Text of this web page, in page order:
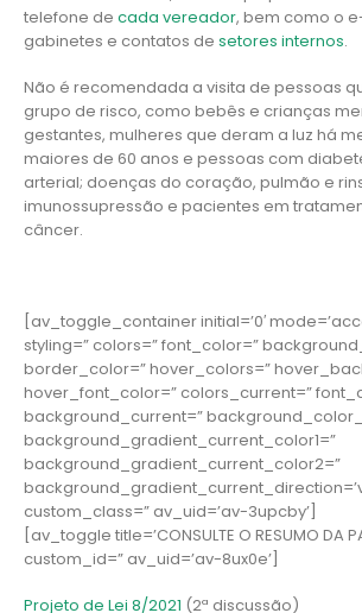
telefone de cada vereador, bem como o
gabinetes e contatos de setores internos.
Não é recomendada a visita de pessoas
grupo de risco, como bebês e crianças
gestantes, mulheres que deram a luz há
maiores de 60 anos e pessoas com
arterial; doenças do coração, pulmão e
imunossupressão e pacientes em
câncer.
[av_toggle_container initial=’0′
styling=” colors=” font_color=”
border_color=” hover_colors=”
hover_font_color=” colors_current=”
background_current=”
background_gradient_current_color1=”
background_gradient_current_color2=”
custom_class=” av_uid=’av-3upcby’]
[av_toggle title=’CONSULTE O RESUMO DA
custom_id=” av_uid=’av-8ux0e’]
Projeto de Lei 8/2021 (2ª discussão)